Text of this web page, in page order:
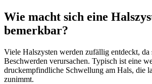
Wie macht sich eine
bemerkbar?
Viele Halszysten werden zufällig entdeckt, da
Beschwerden verursachen. Typisch ist eine
druckempfindliche Schwellung am Hals, die
zunimmt.